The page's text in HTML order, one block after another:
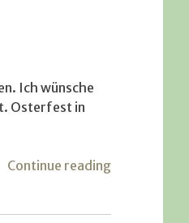
Ich wünsche
Osterfest in
Continue reading"Aktuelle